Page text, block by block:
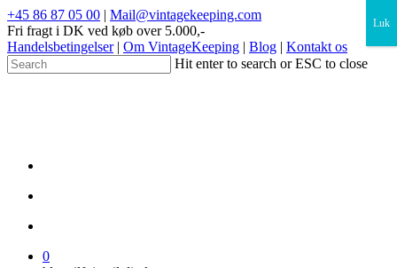
+45 86 87 05 00 | Mail@vintagekeeping.com
Fri fragt i DK ved køb over 5.000,-
Handelsbetingelser| Om VintageKeeping | Blog | Kontakt os
Hit enter to search or ESC to close
0
×
Luk